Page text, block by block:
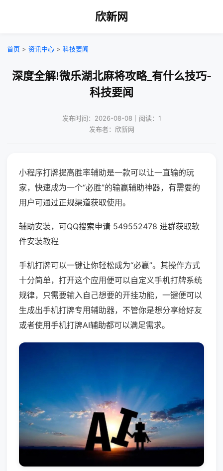
欣新网
首页 > 资讯中心 > 科技要闻
深度全解!微乐湖北麻将攻略_有什么技巧-
科技要闻
发布时间：2026-08-08｜阅读：1
发布者：欣新网
小程序打牌提高胜率辅助是一款可以让一直输的玩
家，快速成为一个“必胜”的输赢辅助神器，有需要的
用户可通过正规渠道获取使用。
辅助安装，可QQ搜索申请 549552478 进群获取软
件安装教程
手机打牌可以一键让你轻松成为“必赢”。其操作方式
十分简单，打开这个应用便可以自定义手机打牌系统
规律，只需要输入自己想要的开挂功能，一键便可以
生成出手机打牌专用辅助器，不管你是想分享给好友
或者使用手机打牌AI辅助都可以满足需求。